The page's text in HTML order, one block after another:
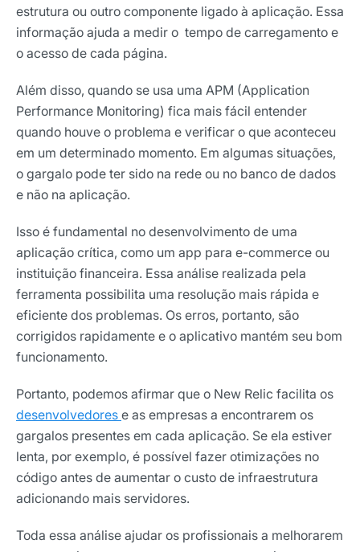
estrutura ou outro componente ligado à aplicação. Essa
informação ajuda a medir o tempo de carregamento e
o acesso de cada página.
Além disso, quando se usa uma APM (Application
Performance Monitoring) fica mais fácil entender
quando houve o problema e verificar o que aconteceu
em um determinado momento. Em algumas situações,
o gargalo pode ter sido na rede ou no banco de dados
e não na aplicação.
Isso é fundamental no desenvolvimento de uma
aplicação crítica, como um app para e-commerce ou
instituição financeira. Essa análise realizada pela
ferramenta possibilita uma resolução mais rápida e
eficiente dos problemas. Os erros, portanto, são
corrigidos rapidamente e o aplicativo mantém seu bom
funcionamento.
Portanto, podemos afirmar que o New Relic facilita os
desenvolvedores e as empresas a encontrarem os
gargalos presentes em cada aplicação. Se ela estiver
lenta, por exemplo, é possível fazer otimizações no
código antes de aumentar o custo de infraestrutura
adicionando mais servidores.
Toda essa análise ajudar os profissionais a melhorarem